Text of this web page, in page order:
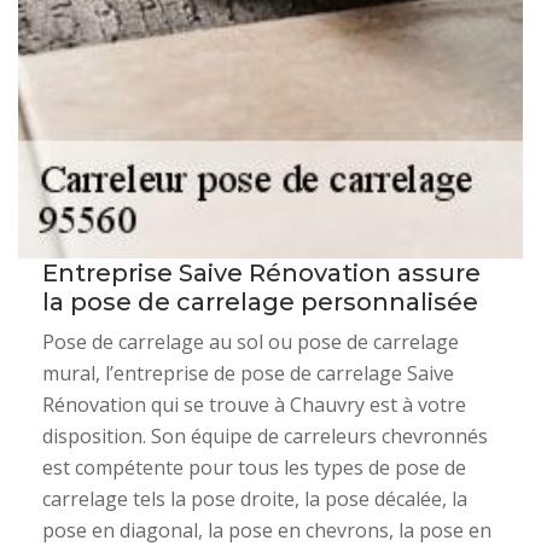
Entreprise Saive Rénovation assure
la pose de carrelage personnalisée
Pose de carrelage au sol ou pose de carrelage
mural, l’entreprise de pose de carrelage Saive
Rénovation qui se trouve à Chauvry est à votre
disposition. Son équipe de carreleurs chevronnés
est compétente pour tous les types de pose de
carrelage tels la pose droite, la pose décalée, la
pose en diagonal, la pose en chevrons, la pose en